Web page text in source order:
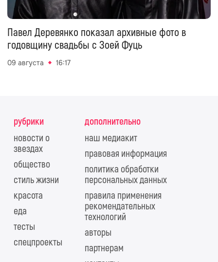
Павел Деревянко показал архивные фото в
годовщину свадьбы с Зоей Фуць
09 августа 16:17
рубрики
новости о
звездах
общество
стиль жизни
красота
еда
тесты
спецпроекты
дополнительно
наш медиакит
правовая информация
политика обработки
персональных данных
правила применения
рекомендательных
технологий
авторы
партнерам